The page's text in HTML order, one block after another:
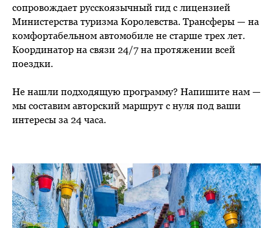
сопровождает русскоязычный гид с лицензией
Министерства туризма Королевства. Трансферы — на
комфортабельном автомобиле не старше трех лет.
Координатор на связи 24/7 на протяжении всей
поездки.
Не нашли подходящую программу? Напишите нам —
мы составим авторский маршрут с нуля под ваши
интересы за 24 часа.